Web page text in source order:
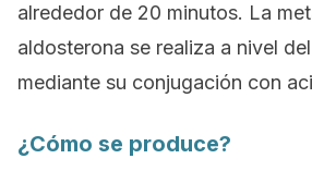
alrededor de 20 minutos. La
aldosterona se realiza a nivel
mediante su conjugación con
¿Cómo se produce?